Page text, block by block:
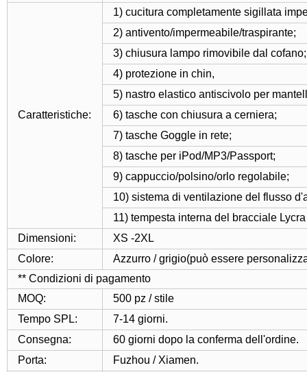
Caratteristiche:
1) cucitura completamente sigillata
2) antivento/impermeabile/traspirante;
3) chiusura lampo rimovibile dal
4) protezione in chin,
5) nastro elastico antiscivolo per
6) tasche con chiusura a cerniera;
7) tasche Goggle in rete;
8) tasche per iPod/MP3/Passport;
9) cappuccio/polsino/orlo regolabile;
10) sistema di ventilazione del flusso
11) tempesta interna del bracciale
Dimensioni:
XS -2XL
Colore:
Azzurro / grigio(può essere
** Condizioni di pagamento
MOQ:
500 pz / stile
Tempo SPL:
7-14 giorni.
Consegna:
60 giorni dopo la conferma dell'ordine.
Porta:
Fuzhou / Xiamen.